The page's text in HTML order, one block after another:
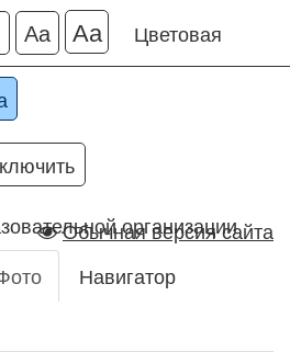
Аа Аа Цветовая
Обычная версия сайта
организации
Навигатор